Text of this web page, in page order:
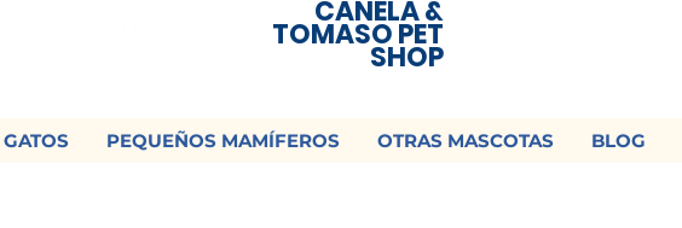
CANELA &
TOMASO PET
SHOP
GATOS PEQUEÑOS MAMÍFEROS OTRAS MASCOTAS BLOG